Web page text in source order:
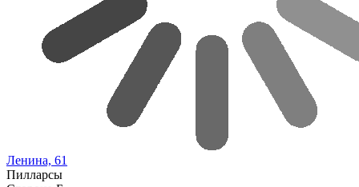
Ленина, 61
Пилларсы